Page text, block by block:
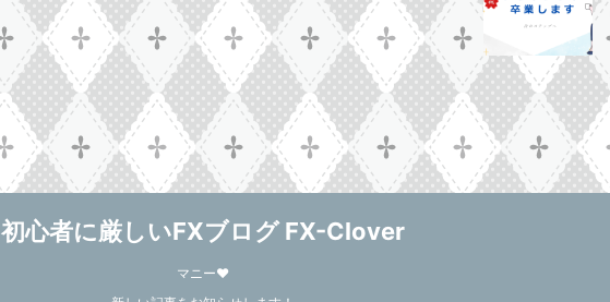
初心者に厳しいFXブログ FX-Clover
マニー❤